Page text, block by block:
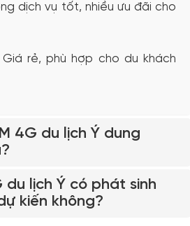
dịch vụ tốt, nhiều ưu đãi cho
rẻ, phù hợp cho du khách
4G du lịch Ý dung
du lịch Ý có phát sinh
kiến không?